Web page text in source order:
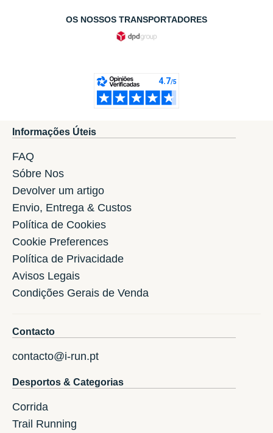
OS NOSSOS TRANSPORTADORES
Informações Úteis
FAQ
Sóbre Nos
Devolver um artigo
Envio, Entrega & Custos
Política de Cookies
Cookie Preferences
Política de Privacidade
Avisos Legais
Condições Gerais de Venda
Contacto
contacto@i-run.pt
Desportos & Categorias
Corrida
Trail Running